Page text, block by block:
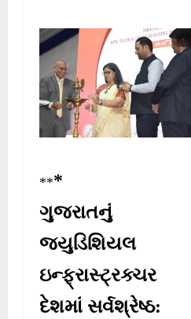
સંપન્ન
***
ગુજરાતનું
જ્યુડિશિયલ
ઇન્ફ્રાસ્ટ્રક્ચર
દેશમાં સર્વશ્રેષ્ઠ: